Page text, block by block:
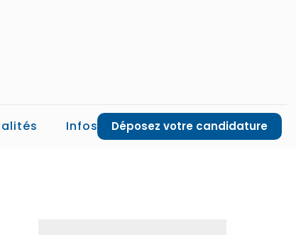
Infos Déposez votre candidature